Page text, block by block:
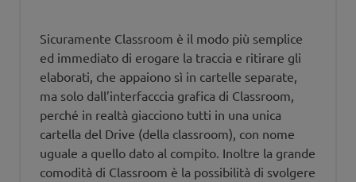
Sicuramente Classroom è il modo più semplice
ed immediato di erogare la traccia e ritirare gli
elaborati, che appaiono sì in cartelle separate,
ma solo dall’interfacccia grafica di Classroom,
perché in realtà giacciono tutti in una unica
cartella del Drive (della classroom), con nome
uguale a quello dato al compito. Inoltre la grande
comodità di Classroom è la possibilità di svolgere